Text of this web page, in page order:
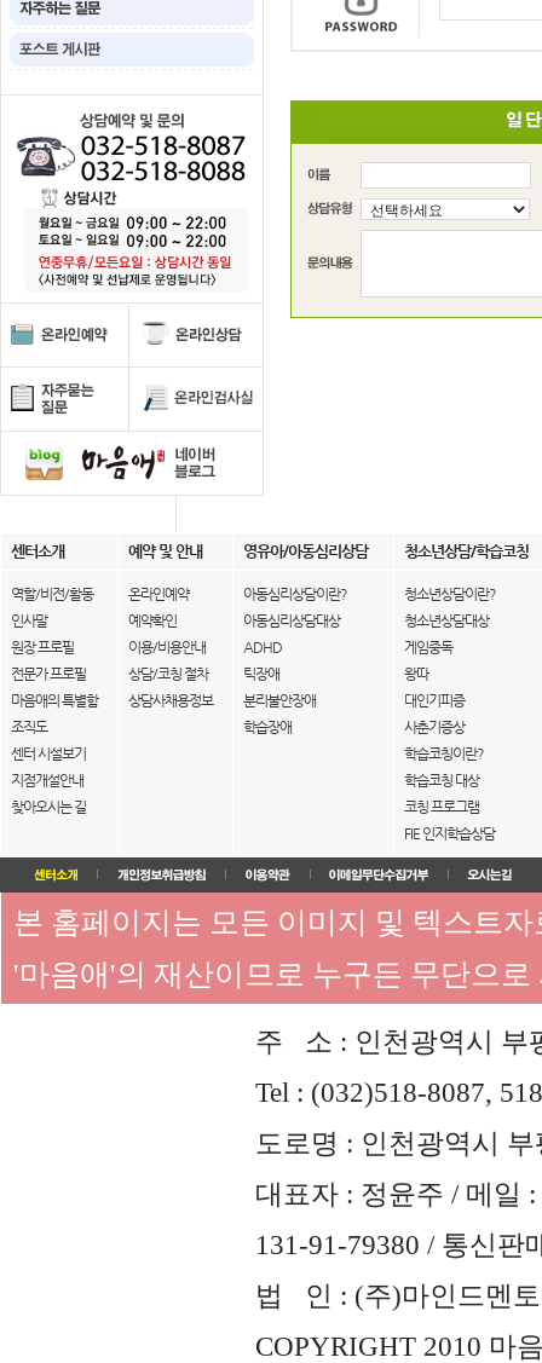
센터소개 예약 및 안내 영유아/아동심리상담 청소년상담/학습코칭
역할/비전/활동
인사말
원장 프로필
전문가 프로필
마음애의 특별함
조직도
센터 시설보기
지점개설안내
찾아오시는 길
온라인예약
예약확인
이용/비용안내
상담/코칭 절차
상담사채용정보
아동심리상담이란?
아동심리상담대상
ADHD
틱장애
분리불안장애
학습장애
청소년상담이란?
청소년상담대상
게임중독
왕따
대인기피증
사춘기증상
학습코칭이란?
학습코칭 대상
코칭 프로그램
FIE 인지학습상담
본 홈페이지는 모든 이미지 및 텍스트
'마음애'의 재산이므로 누구든 무단으
주 소 : 인천광역시 부
Tel : (032)518-8087,
도로명 : 인천광역시
대표자 : 정윤주 / 메일 :
131-91-79380 / 통신판
법 인 : (주)마인드멘토
COPYRIGHT 2010 마